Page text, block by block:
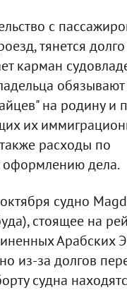
с
тянется
карман
обязывают
на родину и
их
расходы по
дела.
судно
стоящее на
Арабских
из-за долгов
судна